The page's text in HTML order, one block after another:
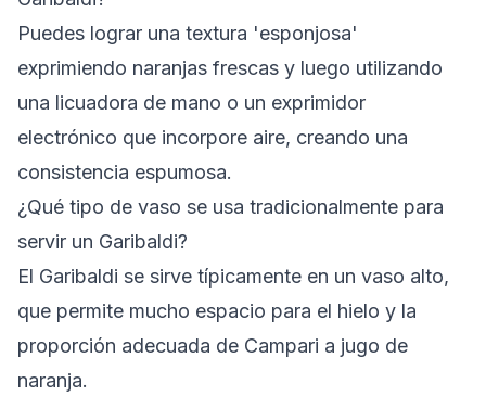
Puedes lograr una textura 'esponjosa'
exprimiendo naranjas frescas y luego utilizando
una licuadora de mano o un exprimidor
electrónico que incorpore aire, creando una
consistencia espumosa.
¿Qué tipo de vaso se usa tradicionalmente para
servir un Garibaldi?
El Garibaldi se sirve típicamente en un vaso alto,
que permite mucho espacio para el hielo y la
proporción adecuada de Campari a jugo de
naranja.